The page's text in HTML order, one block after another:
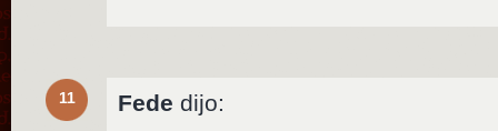
11 Fede dijo: